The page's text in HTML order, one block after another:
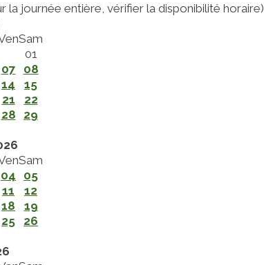
la journée entière, vérifier la disponibilité horaire)
Sam
01
07
08
14
15
21
22
28
29
Sam
04
05
11
12
18
19
25
26